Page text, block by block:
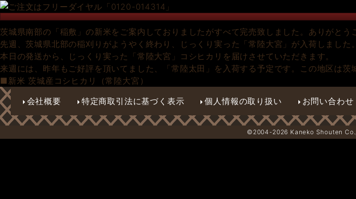
茨城県南部の「稲敷」の新米をご案内しておりましたがすべて完売致しました。ありがとう
先週、茨城県北部の稲刈りがようやく終わり、じっくり実った「常陸大宮」が入荷しました
本日の発送から、じっくり実った「常陸大宮」コシヒカリを届けさせていただきます。
来週には、昨年もご好評を頂いてました、「常陸太田」を入荷する予定です。この地区は茨
■新米 茨城産コシヒカリ（常陸大宮）
会社概要
特定商取引法に基づく表示 個人情報の取り扱い お問い合わせ
©2004-2026 Kaneko Shouten